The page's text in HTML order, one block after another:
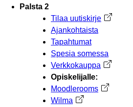
Palsta 2
Tilaa uutiskirje
Ajankohtaista
Tapahtumat
Spesia somessa
Verkkokauppa
Opiskelijalle:
Moodlerooms Avautuu
Wilma Avautuu uuteen